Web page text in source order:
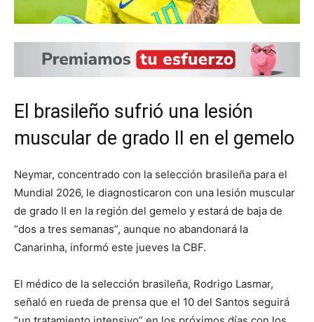
El brasileño sufrió una lesión
muscular de grado II en el gemelo
Neymar, concentrado con la selección brasileña para el
Mundial 2026, le diagnosticaron con una lesión muscular
de grado II en la región del gemelo y estará de baja de
“dos a tres semanas”, aunque no abandonará la
Canarinha, informó este jueves la CBF.
El médico de la selección brasileña, Rodrigo Lasmar,
señaló en rueda de prensa que el 10 del Santos seguirá